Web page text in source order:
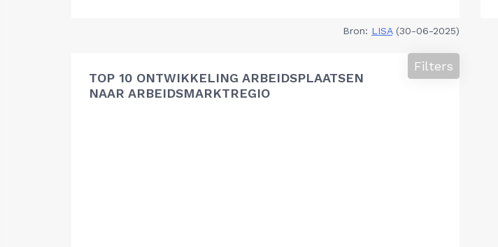
Bron: LISA(30-06-2025)
TOP 10 ONTWIKKELING ARBEIDSPLAATSEN
NAAR ARBEIDSMARKTREGIO
Filters